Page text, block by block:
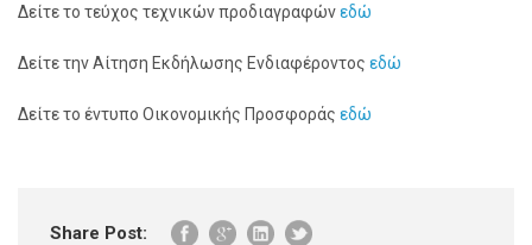
Δείτε το τεύχος τεχνικών προδιαγραφώνεδώ
Δείτε την Αίτηση Εκδήλωσης Ενδιαφέροντος εδώ
Δείτε το έντυπο Οικονομικής Προσφοράς εδώ
Share Post: